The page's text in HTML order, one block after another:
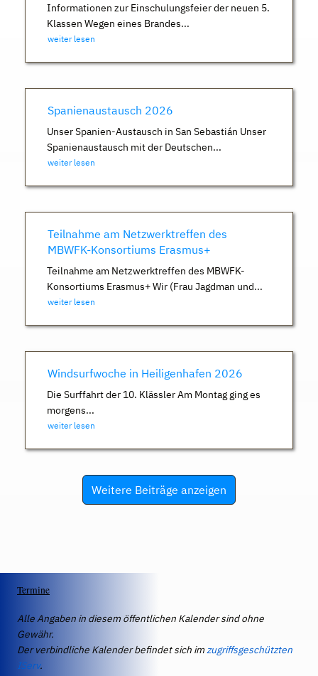
Informationen zur Einschulungsfeier der neuen 5.
Klassen Wegen eines Brandes...
weiter lesen
Spanienaustausch 2026
Unser Spanien-Austausch in San Sebastián Unser
Spanienaustausch mit der Deutschen...
weiter lesen
Teilnahme am Netzwerktreffen des
MBWFK-Konsortiums Erasmus+
Teilnahme am Netzwerktreffen des MBWFK-
Konsortiums Erasmus+ Wir (Frau Jagdman und...
weiter lesen
Windsurfwoche in Heiligenhafen 2026
Die Surffahrt der 10. Klässler Am Montag ging es
morgens...
weiter lesen
Weitere Beiträge anzeigen
Termine
Alle Angaben in diesem öffentlichen Kalender sind ohne
Gewähr.
Der verbindliche Kalender befindet sich imzugriffsgeschützten
IServ.